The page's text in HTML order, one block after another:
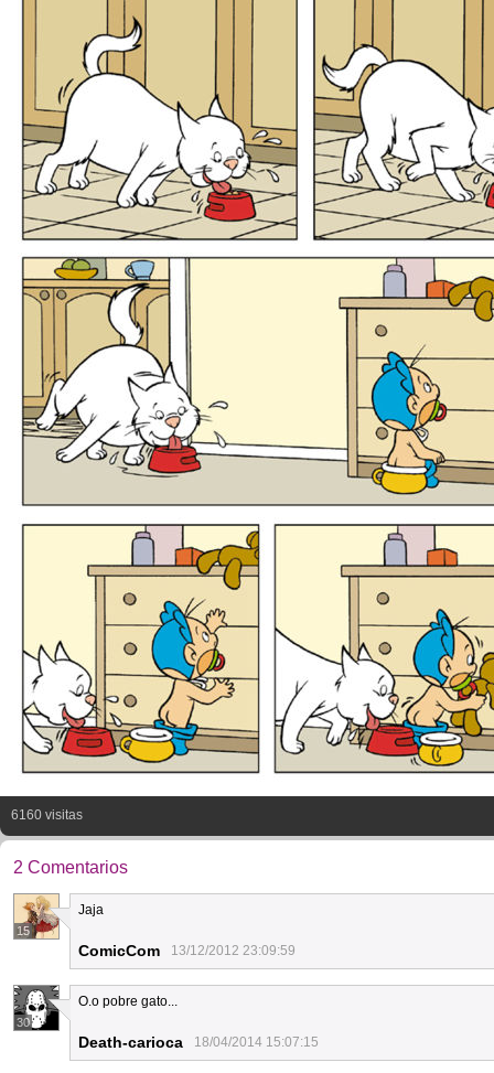
6160 visitas
2 Comentarios
15
Jaja
ComicCom 13/12/2012 23:09:59
30
O.o pobre gato...
Death-carioca 18/04/2014 15:07:15